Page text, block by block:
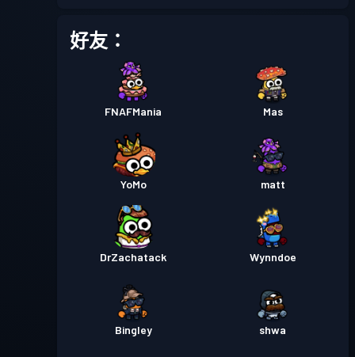
好友：
FNAFMania Mas
YoMo matt
DrZachatack Wynndoe
Bingley shwa